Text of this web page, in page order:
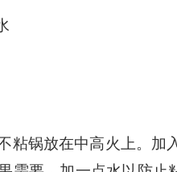
粘锅放在中高火上。加